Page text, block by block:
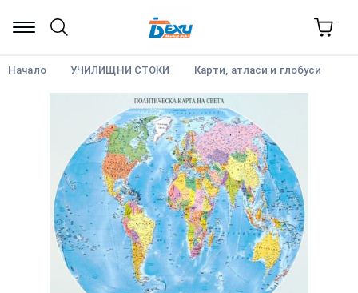
Начало УЧИЛИЩНИ СТОКИ Карти, атласи и глобуси